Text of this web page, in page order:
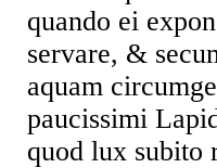
quando ei
servare, &
aquam
paucissimi
quod lux subito